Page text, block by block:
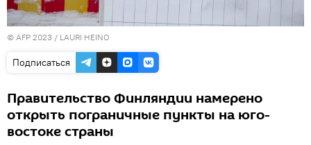
© AFP 2023 / LAURI HEINO
Подписаться
Правительство Финляндии намерено
открыть пограничные пункты на юго-
востоке страны